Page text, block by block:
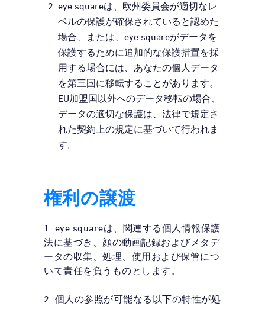
eye squareは、欧州委員会が適切なレ
ベルの保護が確保されていると認めた
場合、または、eye squareがデータを
保護するために追加的な保護措置を採
用する場合には、あなたの個人データ
を第三国に移転することがあります。
EU加盟国以外へのデータ移転の場合、
データの適切な保護は、法律で規定さ
れた契約上の規定に基づいて行われま
す。
権利の譲渡
1. eye squareは、関連する個人情報保護
法に基づき、顔の動画記録およびメタデ
ータの収集、処理、使用および保管につ
いて責任を負うものとします。
2. 個人の参照が可能なる以下の特性が処